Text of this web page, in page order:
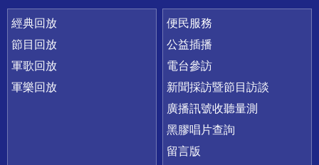
經典回放
節目回放
軍歌回放
軍樂回放
便民服務
公益插播
電台參訪
新聞採訪暨節目訪談
廣播訊號收聽量測
黑膠唱片查詢
留言版